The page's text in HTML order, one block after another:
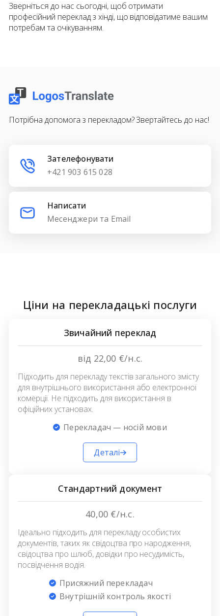
Зверніться до нас сьогодні, щоб отримати
професійний переклад з хінді, що відповідатиме вашим
потребам та очікуванням.
Потрібна допомога з перекладом? Звертайтесь до нас!
Зателефонувати
+421 903 615 028
Написати
Месенджери та Email
Ціни на перекладацькі послуги
Звичайний переклад
від 22,00 €/н.с.
Підходить для перекладу текстів загального змісту
для внутрішнього використання або електронної
комерції. Не підходить для використання в
офіційних установах.
Перекладач — носій мови
Деталі
Стандартний документ
40,00 €/н.с.
Ідеально підходить для перекладу особистих
документів, таких як свідоцтва про народження,
свідоцтва про шлюб, довідки про несудимість,
посвідчення водія.
Присяжний перекладач
Внутрішній контроль якості